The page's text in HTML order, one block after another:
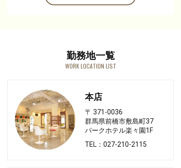
勤務地一覧
WORK LOCATION LIST
本店
〒 371-0036
群馬県前橋市敷島町37
パークホテル楽々園1F
TEL：027-210-2115